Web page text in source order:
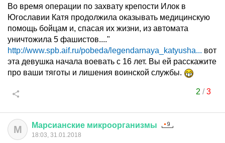
Во время операции по захвату крепости Илок в
Югославии Катя продолжила оказывать медицинскую
помощь бойцам и, спасая их жизни, из автомата
уничтожила 5 фашистов...."
http://www.spb.aif.ru/pobeda/legendarnaya_katyusha... вот
эта девушка начала воевать с 16 лет. Вы ей расскажите
про ваши тяготы и лишения воинской службы.
2 /3
М Марсианские микроорганизмы
18:03, 31.01.2018